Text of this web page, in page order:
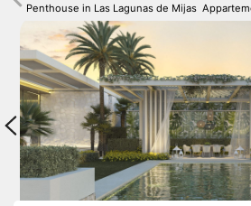
Penthouse in Las Lagunas de Mijas